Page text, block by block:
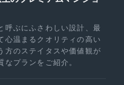
呼ぶにふさわしい設計、最
心温まるクオリティの高い
方のステイタスや価値観が
なプランをご紹介。